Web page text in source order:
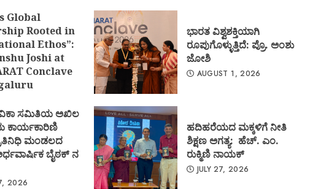
Global
Rooted in
Ethos”:
Joshi at
Conclave
ಭಾರತ ವಿಶ್ವಶಕ್ತಿಯಾಗಿ
ರೂಪುಗೊಳ್ಳುತ್ತಿದೆ: ಪ್ರೊ. ಅಂಶು
ಜೋಶಿ
AUGUST 1, 2026
ಸಮಿತಿಯ ಅಖಿಲ
ಕಾರ್ಯಕಾರಿಣಿ
ಮಂಡಲದ
ಬೈಠಕ್ ನ
2026
ಹದಿಹರೆಯದ ಮಕ್ಕಳಿಗೆ ನೀತಿ
ಶಿಕ್ಷಣ ಅಗತ್ಯ: ಹೆಚ್. ಎಂ.
ರುಕ್ಮಿಣಿ ನಾಯಕ್
JULY 27, 2026